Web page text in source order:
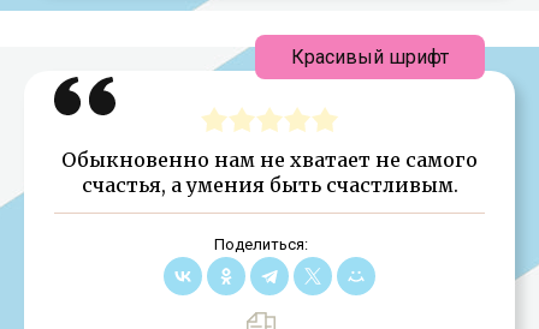
Обыкновенно нам не хватает не самого
счастья, а умения быть счастливым.
Поделиться:
Красивый шрифт